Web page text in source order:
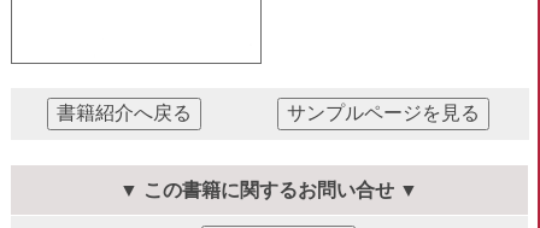
▼ この書籍に関するお問い合せ ▼